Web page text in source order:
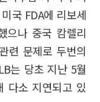
국 FDA에 리보세
으나 중국 캄렐리
련 문제로 두번의
는 당초 지난 5월
다소 지연되고 있